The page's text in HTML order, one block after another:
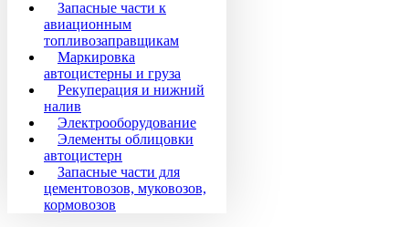
Запасные части к
авиационным
топливозаправщикам
Маркировка
автоцистерны и груза
Рекуперация и нижний
налив
Электрооборудование
Элементы облицовки
автоцистерн
Запасные части для
цементовозов, муковозов,
кормовозов